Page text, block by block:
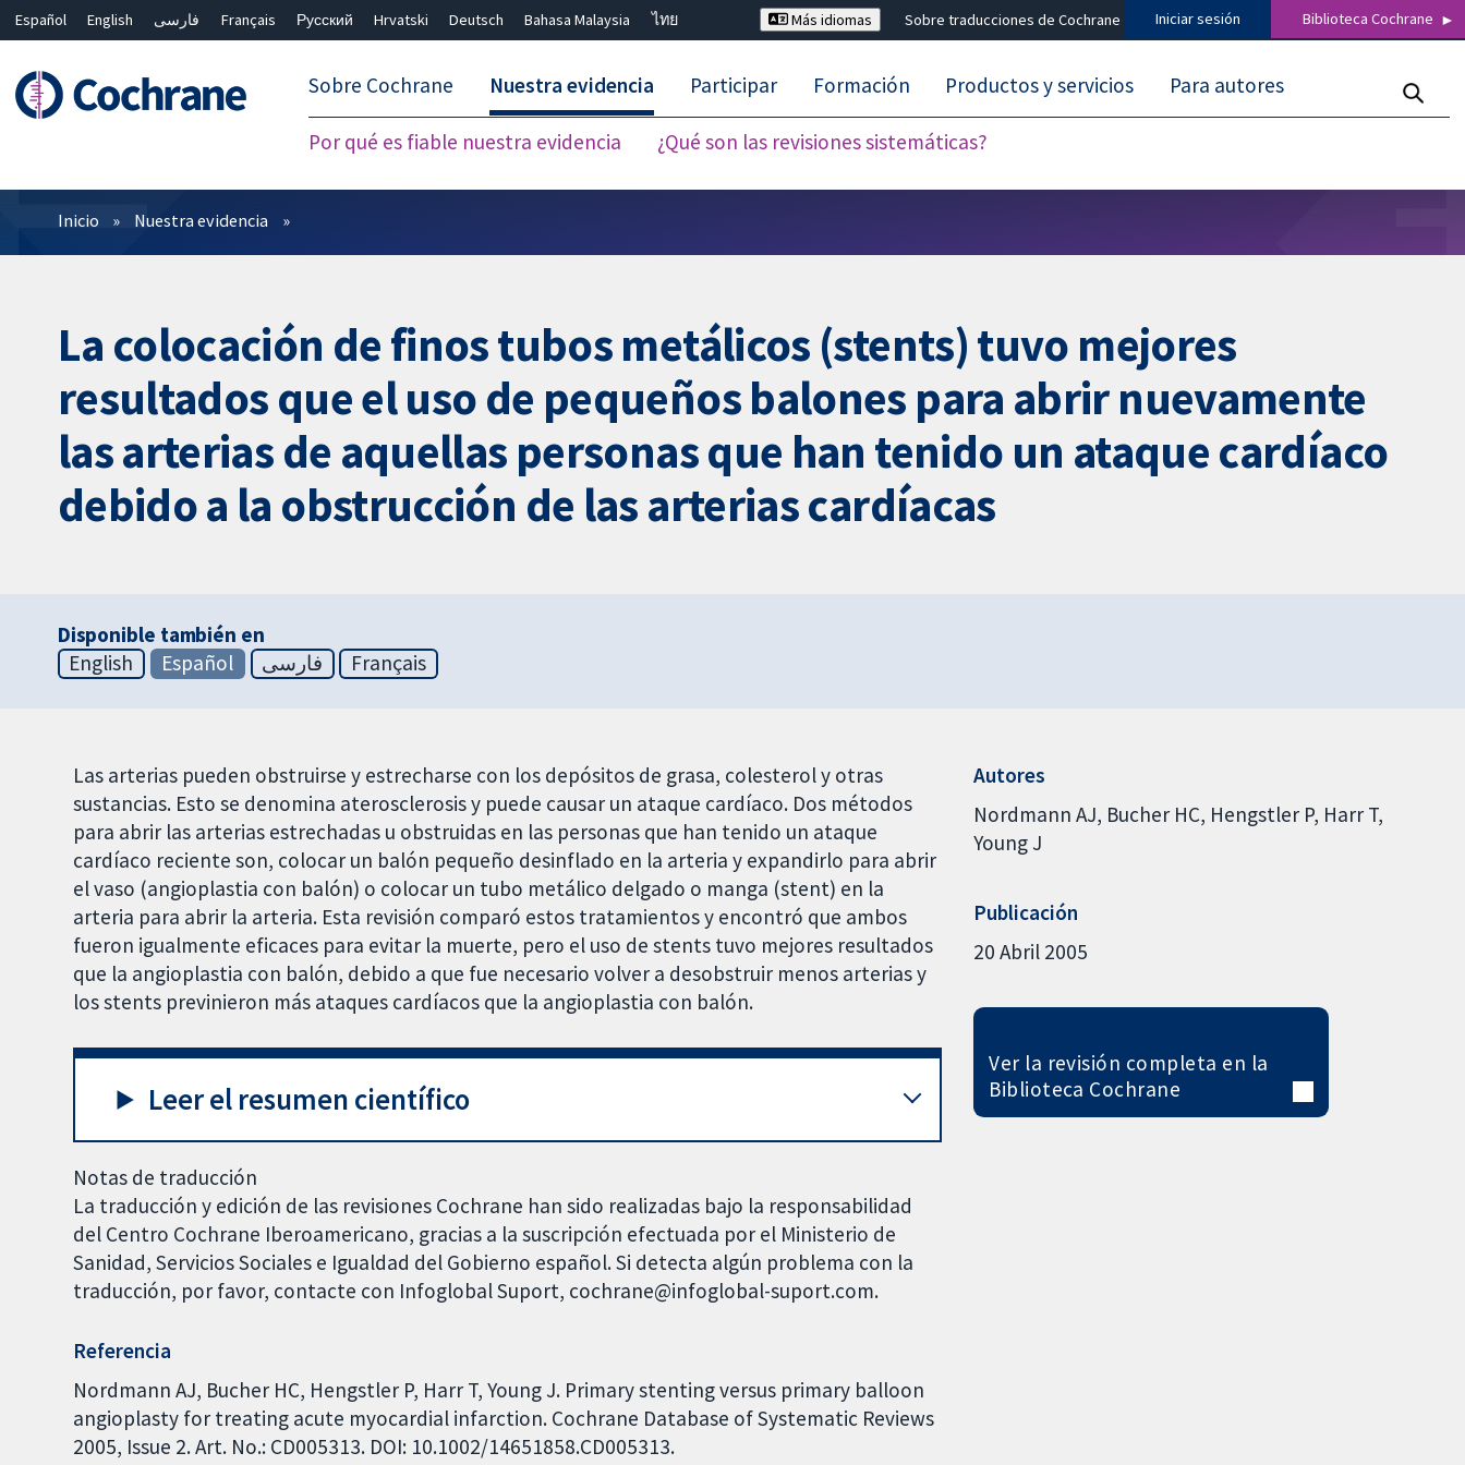
Español English فارسی Français Русский Hrvatski Deutsch Bahasa Malaysia
ไทย
Más idiomas Sobre traducciones de Cochrane Iniciar sesión Biblioteca Cochrane
Sobre Cochrane Nuestra evidencia
Por qué es fiable nuestra evidencia ¿Qué son las revisiones sistemáticas?
Participar Formación Productos y servicios Para autores
Filtros
Inicio Nuestra evidencia
La colocación de finos tubos metálicos (stents) tuvo mejores
resultados que el uso de pequeños balones para abrir nuevamente
las arterias de aquellas personas que han tenido un ataque cardíaco
debido a la obstrucción de las arterias cardíacas
Disponible también en
English
Español فارسی Français
Las arterias pueden obstruirse y estrecharse con los depósitos de grasa, colesterol y otras
sustancias. Esto se denomina aterosclerosis y puede causar un ataque cardíaco. Dos métodos
para abrir las arterias estrechadas u obstruidas en las personas que han tenido un ataque
cardíaco reciente son, colocar un balón pequeño desinflado en la arteria y expandirlo para abrir
el vaso (angioplastia con balón) o colocar un tubo metálico delgado o manga (stent) en la
arteria para abrir la arteria. Esta revisión comparó estos tratamientos y encontró que ambos
fueron igualmente eficaces para evitar la muerte, pero el uso de stents tuvo mejores resultados
que la angioplastia con balón, debido a que fue necesario volver a desobstruir menos arterias y
los stents previnieron más ataques cardíacos que la angioplastia con balón.
Leer el resumen científico
Notas de traducción
La traducción y edición de las revisiones Cochrane han sido realizadas bajo la responsabilidad
del Centro Cochrane Iberoamericano, gracias a la suscripción efectuada por el Ministerio de
Sanidad, Servicios Sociales e Igualdad del Gobierno español. Si detecta algún problema con la
traducción, por favor, contacte con Infoglobal Suport, cochrane@infoglobal-suport.com.
Referencia
Nordmann AJ, Bucher HC, Hengstler P, Harr T, Young J. Primary stenting versus primary balloon
angioplasty for treating acute myocardial infarction. Cochrane Database of Systematic Reviews
2005, Issue 2. Art. No.: CD005313. DOI: 10.1002/14651858.CD005313.
Autores
Nordmann AJ Bucher HC Hengstler P Harr T
Young J
Publicación
20 Abril 2005
Ver la revisión completa en la
Biblioteca Cochrane